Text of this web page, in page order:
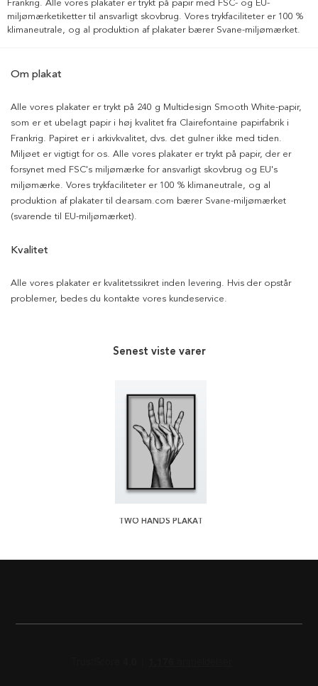
Frankrig. Alle vores plakater er trykt på papir med FSC- og EU-
miljømærketiketter til ansvarligt skovbrug. Vores trykfaciliteter er 100 %
klimaneutrale, og al produktion af plakater bærer Svane-miljømærket.
Om plakat
Alle vores plakater er trykt på 240 g Multidesign Smooth White-papir,
som er et ubelagt papir i høj kvalitet fra Clairefontaine papirfabrik i
Frankrig. Papiret er i arkivkvalitet, dvs. det gulner ikke med tiden.
Miljøet er vigtigt for os. Alle vores plakater er trykt på papir, der er
forsynet med FSC's miljømærke for ansvarligt skovbrug og EU's
miljømærke. Vores trykfaciliteter er 100 % klimaneutrale, og al
produktion af plakater til dearsam.com bærer Svane-miljømærket
(svarende til EU-miljømærket).
Kvalitet
Alle vores plakater er kvalitetssikret inden levering. Hvis der opstår
problemer, bedes du kontakte vores kundeservice.
Senest viste varer
TWO HANDS PLAKAT